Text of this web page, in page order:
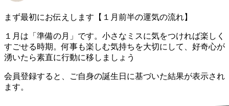
まず最初にお伝えします【１月前半の運気の流れ】
１月は「準備の月」です。小さなミスに気をつければ楽しく
すごせる時期。何事も楽しむ気持ちを大切にして、好奇心が
湧いたら素直に行動に移しましょう
会員登録すると、ご自身の誕生日に基づいた結果が表示され
ます。